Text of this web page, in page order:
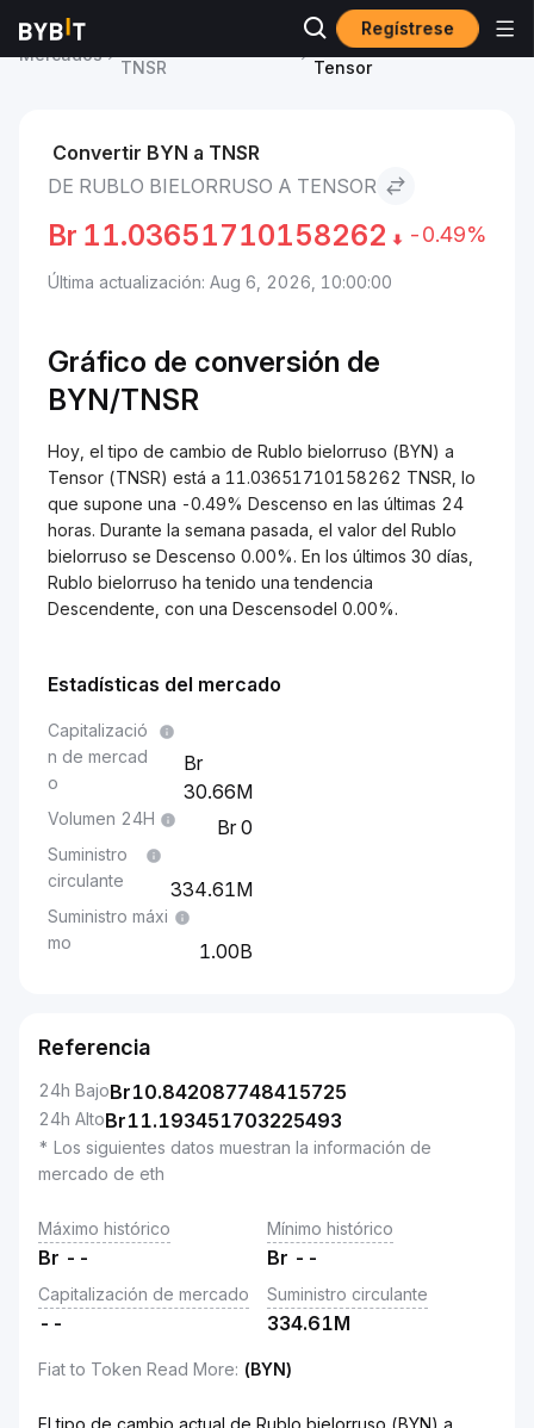
Regístrese
Mercados
TNSR
Rublo bielorruso to
Tensor
Convertir BYN a TNSR
DE RUBLO BIELORRUSO A TENSOR
Br 11.03651710158262 -0.49%
Última actualización: Aug 6, 2026, 10:00:00
Gráfico de conversión de
BYN/TNSR
Hoy, el tipo de cambio de Rublo bielorruso (BYN) a
Tensor (TNSR) está a 11.03651710158262 TNSR, lo
que supone una -0.49% Descenso en las últimas 24
horas. Durante la semana pasada, el valor del Rublo
bielorruso se Descenso 0.00%. En los últimos 30 días,
Rublo bielorruso ha tenido una tendencia
Descendente, con una Descensodel 0.00%.
Estadísticas del mercado
Capitalizació
n de mercad
o
30.66M
Volumen 24H 0
Suministro
circulante
334.61M
Suministro máxi
mo
1.00B
Referencia
24h BajoBr10.842087748415725
24h AltoBr11.193451703225493
* Los siguientes datos muestran la información de
mercado de eth
Máximo histórico
Br --
Mínimo histórico
Br --
Capitalización de mercado
--
Suministro circulante
334.61M
Fiat to Token Read More: (BYN)
El tipo de cambio actual de Rublo bielorruso (BYN) a